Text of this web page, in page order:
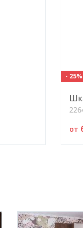
имеют степень
с эффектом
комплектуется
плавно и
не
- 25%
от